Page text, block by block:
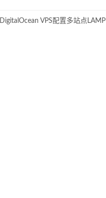
DigitalOcean VPS配置多站点LAMP